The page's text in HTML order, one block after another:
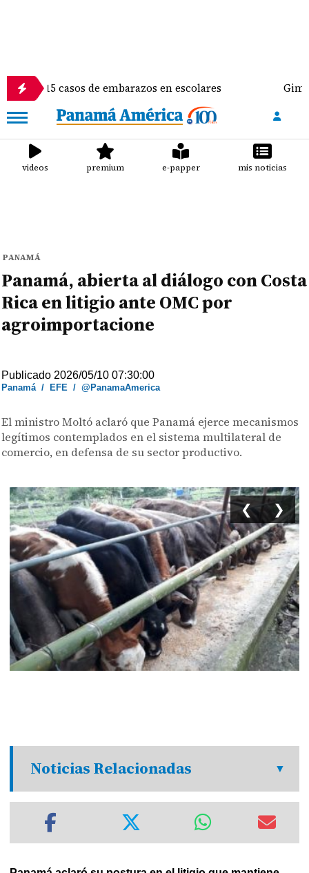
de embarazos en escolares Gimnasta
videos premium e-papper mis noticias
PANAMÁ
Panamá, abierta al diálogo con Costa
Rica en litigio ante OMC por
agroimportacione
Publicado 2026/05/10 07:30:00
Panamá/ EFE /@PanamaAmerica
El ministro Moltó aclaró que Panamá ejerce mecanismos
legítimos contemplados en el sistema multilateral de
comercio, en defensa de su sector productivo.
❮ ❯
Noticias Relacionadas